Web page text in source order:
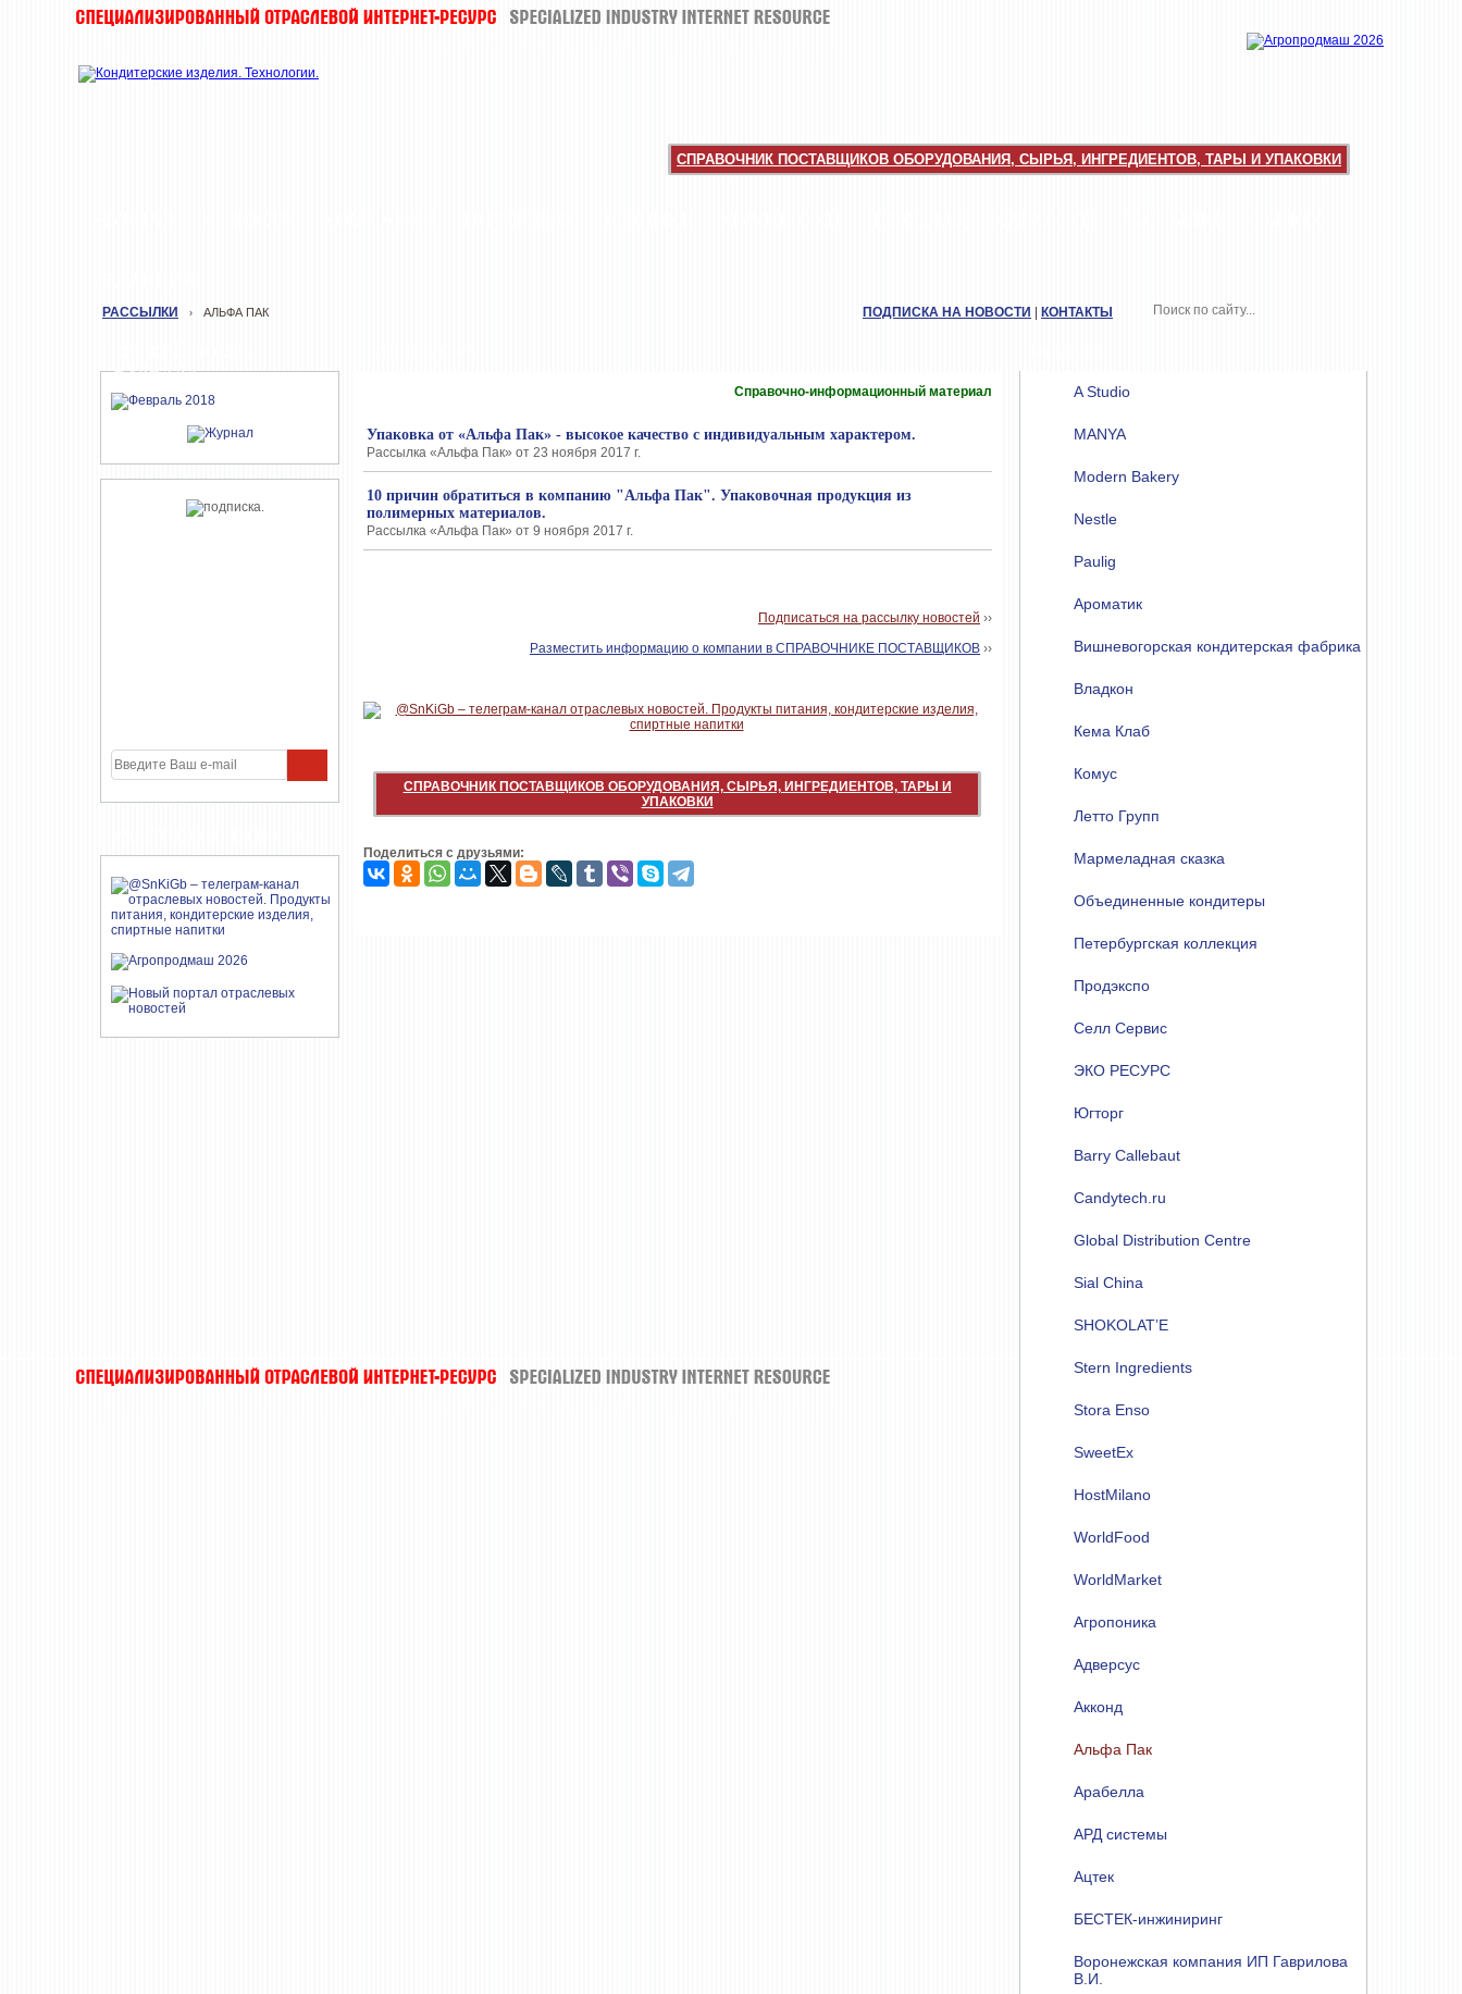
СПРАВОЧНИК ПОСТАВЩИКОВ ОБОРУДОВАНИЯ, СЫРЬЯ, ИНГРЕДИЕНТОВ, ТАРЫ И УПАКОВКИ
ЖУРНАЛА
A Studio
MANYA
Modern Bakery
Nestle
Paulig
Ароматик
Вишневогорская кондитерская фабрика
Владкон
Кема Клаб
Комус
Летто Групп
Мармеладная сказка
Объединенные кондитеры
Петербургская коллекция
Продэкспо
Селл Сервис
ЭКО РЕСУРС
Югторг
Barry Callebaut
Candytech.ru
Global Distribution Centre
Sial China
SHOKOLAT’E
Stern Ingredients
Stora Enso
SweetEx
HostMilano
WorldFood
WorldMarket
Агропоника
Адверсус
Акконд
Альфа Пак
Арабелла
АРД системы
Ацтек
БЕСТЕК-инжиниринг
Воронежская компания ИП Гаврилова
В.И.
РАССЫЛКИ › АЛЬФА ПАК ПОДПИСКА НА НОВОСТИ КОНТАКТЫ
Справочно-информационный материал
Упаковка от «Альфа Пак» - высокое качество с индивидуальным характером.
Рассылка «Альфа Пак» от 23 ноября 2017 г.
10 причин обратиться в компанию "Альфа Пак". Упаковочная продукция из
полимерных материалов.
Рассылка «Альфа Пак» от 9 ноября 2017 г.
Подписаться на рассылку новостей ››
Разместить информацию о компании в СПРАВОЧНИКЕ ПОСТАВЩИКОВ ››
СПРАВОЧНИК ПОСТАВЩИКОВ ОБОРУДОВАНИЯ, СЫРЬЯ, ИНГРЕДИЕНТОВ, ТАРЫ И
УПАКОВКИ
Поделиться с друзьями: